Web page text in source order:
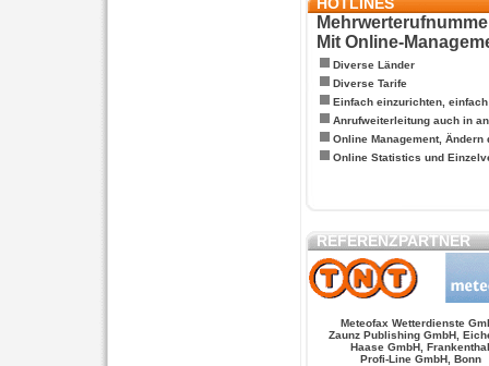
Mit Online-
Diverse Länder
Diverse Tarife
Einfach einzurichten,
Anrufweiterleitung auch in
Online Management, Ändern
Online Statistics und
REFERENZPARTNER
Meteofax Wetterdienste
Zaunz Publishing GmbH,
Haase GmbH, Frankenthal
Profi-Line GmbH, Bonn